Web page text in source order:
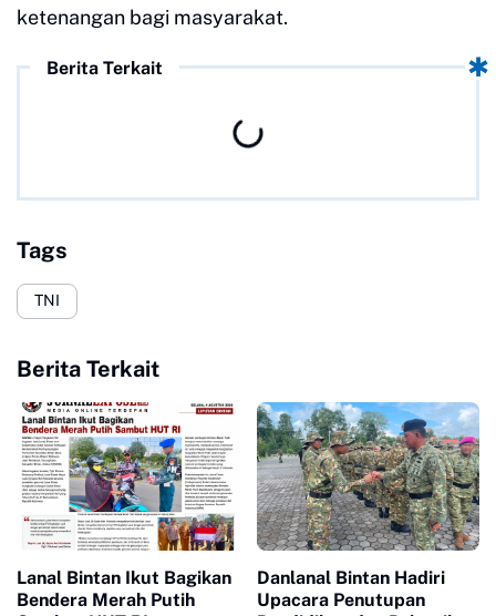
ketenangan bagi masyarakat.
Berita Terkait
Tags
TNI
Berita Terkait
Lanal Bintan Ikut Bagikan
Bendera Merah Putih
Danlanal Bintan Hadiri
Upacara Penutupan